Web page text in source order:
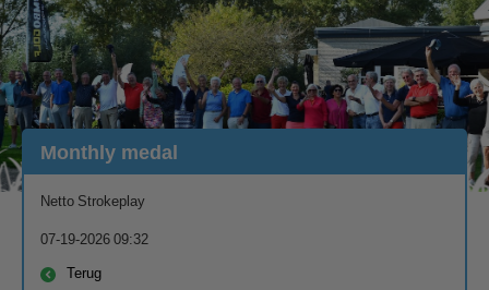
Monthly medal
Netto Strokeplay
07-19-2026 09:32
Terug